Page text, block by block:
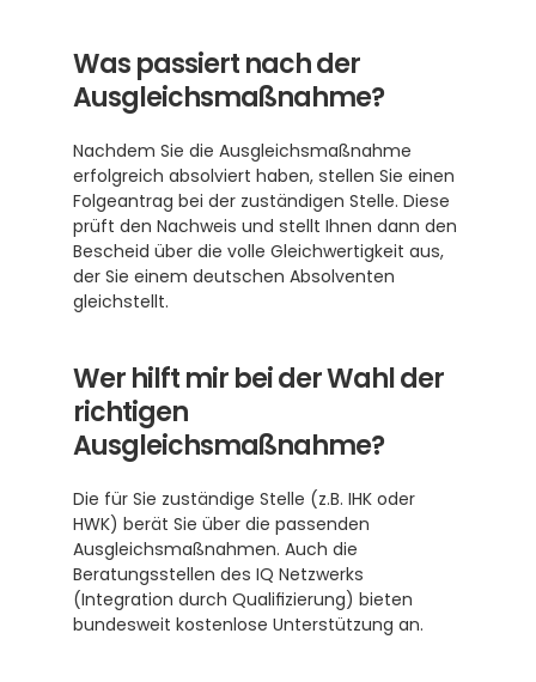
Was passiert nach der
Ausgleichsmaßnahme?
Nachdem Sie die Ausgleichsmaßnahme
erfolgreich absolviert haben, stellen Sie einen
Folgeantrag bei der zuständigen Stelle. Diese
prüft den Nachweis und stellt Ihnen dann den
Bescheid über die volle Gleichwertigkeit aus,
der Sie einem deutschen Absolventen
gleichstellt.
Wer hilft mir bei der Wahl der
richtigen
Ausgleichsmaßnahme?
Die für Sie zuständige Stelle (z.B. IHK oder
HWK) berät Sie über die passenden
Ausgleichsmaßnahmen. Auch die
Beratungsstellen des IQ Netzwerks
(Integration durch Qualifizierung) bieten
bundesweit kostenlose Unterstützung an.